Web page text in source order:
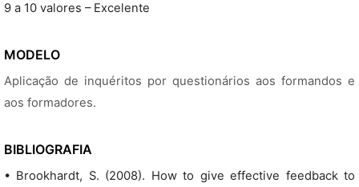
9 a 10 valores – Excelente
MODELO
Aplicação de inquéritos por questionários aos formandos e
aos formadores.
BIBLIOGRAFIA
• Brookhardt, S. (2008). How to give effective feedback to